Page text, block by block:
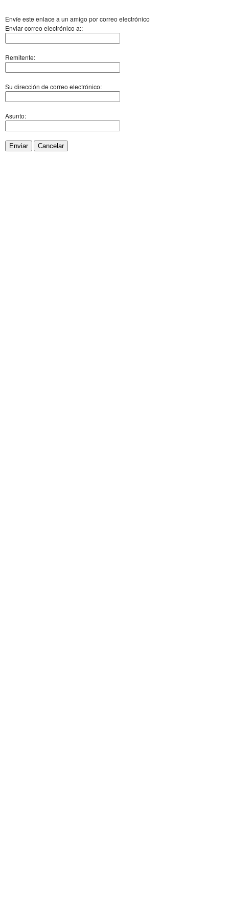
Envíe este enlace a un amigo por correo electrónico
Enviar correo electrónico a::
Remitente:
Su dirección de correo electrónico:
Asunto:
Enviar Cancelar